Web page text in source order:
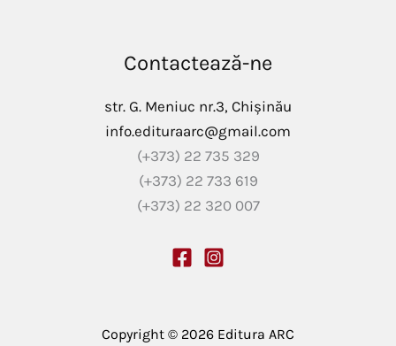
Contactează-ne
str. G. Meniuc nr.3, Chișinău
info.edituraarc@gmail.com
(+373) 22 735 329
(+373) 22 733 619
(+373) 22 320 007
Copyright © 2026 Editura ARC